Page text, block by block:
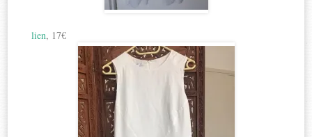
lien, 17€